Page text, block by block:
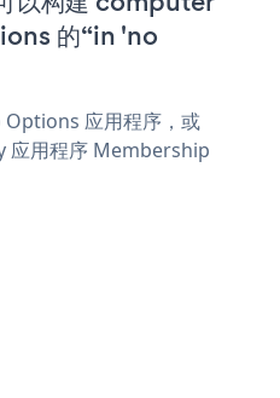
的“in 'no
应用程序，或
应用程序 Membership